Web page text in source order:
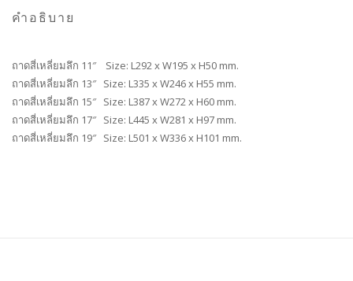
คำอธิบาย
ถาดสี่เหลี่ยมลึก 11″ Size: L292 x W195 x H50 mm.
ถาดสี่เหลี่ยมลึก 13″ Size: L335 x W246 x H55 mm.
ถาดสี่เหลี่ยมลึก 15″ Size: L387 x W272 x H60 mm.
ถาดสี่เหลี่ยมลึก 17″ Size: L445 x W281 x H97 mm.
ถาดสี่เหลี่ยมลึก 19″ Size: L501 x W336 x H101 mm.